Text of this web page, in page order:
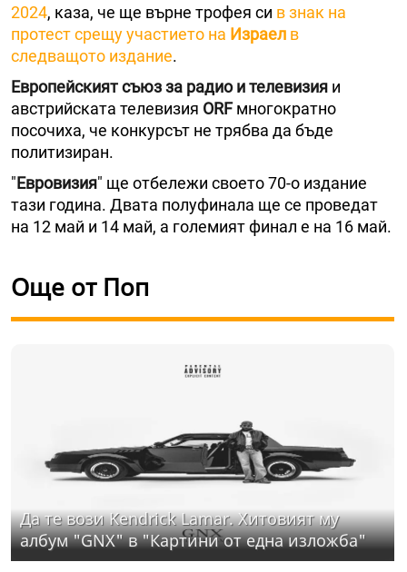
2024, каза, че ще върне трофея си в знак на
протест срещу участието на Израел в
следващото издание.
Европейският съюз за радио и телевизия и
австрийската телевизия ORFмногократно
посочиха, че конкурсът не трябва да бъде
политизиран.
"Евровизия" ще отбележи своето 70-о издание
тази година. Двата полуфинала ще се проведат
на 12 май и 14 май, а големият финал е на 16 май.
Още от Поп
Да те вози Kendrick Lamar. Хитовият му
албум "GNX" в "Картини от една изложба"